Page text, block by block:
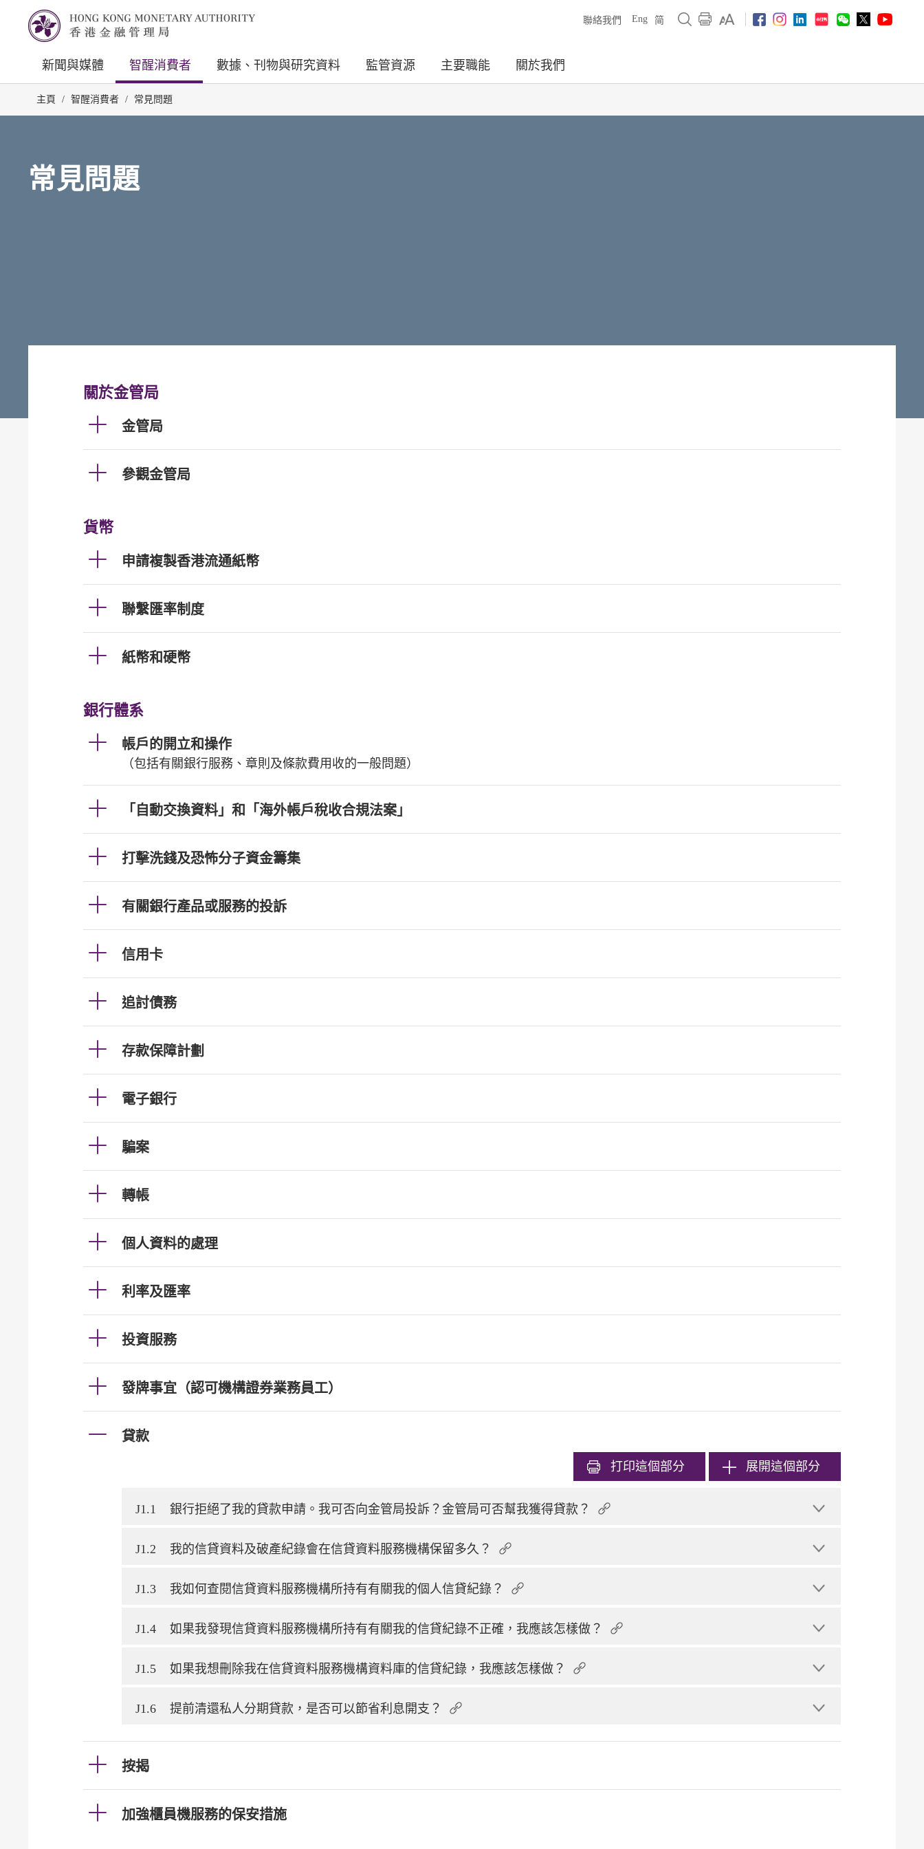
聯絡我們 Eng 简
新聞與媒體 智醒消費者 數據、刊物與研究資料 監管資源 主要職能 關於我們
主頁 / 智醒消費者 / 常見問題
常見問題
關於金管局
金管局
參觀金管局
貨幣
申請複製香港流通紙幣
聯繫匯率制度
紙幣和硬幣
銀行體系
帳戶的開立和操作
（包括有關銀行服務、章則及條款費用收的一般問題）
「自動交換資料」和「海外帳戶稅收合規法案」
打擊洗錢及恐怖分子資金籌集
有關銀行產品或服務的投訴
信用卡
追討債務
存款保障計劃
電子銀行
騙案
轉帳
個人資料的處理
利率及匯率
投資服務
發牌事宜（認可機構證券業務員工）
貸款
打印這個部分 展開這個部分
J1.1 銀行拒絕了我的貸款申請。我可否向金管局投訴？金管局可否幫我獲得貸款？
J1.2 我的信貸資料及破產紀錄會在信貸資料服務機構保留多久？
J1.3 我如何查閱信貸資料服務機構所持有有關我的個人信貸紀錄？
J1.4 如果我發現信貸資料服務機構所持有有關我的信貸紀錄不正確，我應該怎樣做？
J1.5 如果我想刪除我在信貸資料服務機構資料庫的信貸紀錄，我應該怎樣做？
J1.6 提前清還私人分期貸款，是否可以節省利息開支？
按揭
加強櫃員機服務的保安措施